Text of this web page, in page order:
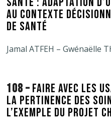
AU CONTEXTE
DE SANTÉ
Jamal ATFEH – Gwénaëlle
108 – FAIRE AVEC LES
LA PERTINENCE DES
L’EXEMPLE DU PROJET